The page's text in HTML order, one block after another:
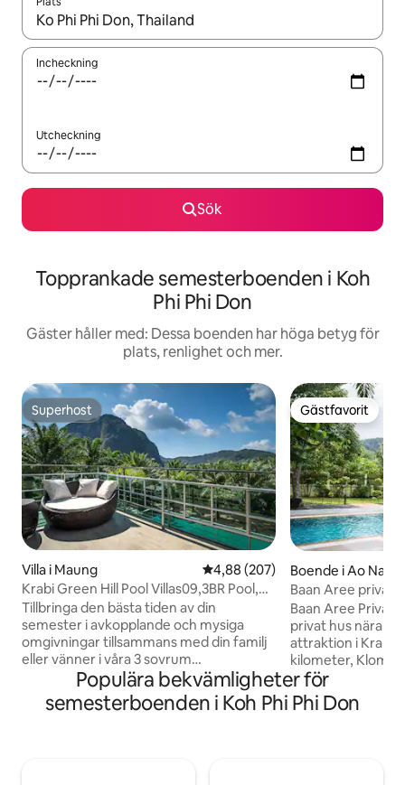
När resultaten är tillgängliga kan du navigera med upp- och
Incheckning
Utcheckning
Sök
Topprankade semesterboenden i Koh
Phi Phi Don
Gäster håller med: Dessa boenden har höga betyg för
plats, renlighet och mer.
Superhost
Superhost
Villa i Maung 4,88 av 5 i genomsnittligt
4,88 (207)
Krabi Green Hill Pool Villas09,3BR Pool,
Mtn. view
Tillbringa den bästa tiden av din
semester i avkopplande och mysiga
omgivningar tillsammans med din familj
eller vänner i våra 3 sovrum
,välutrustade och innehåller alla
faciliteter du kan behöva under din
vistelse, kök med redskap, 2 badrum, en
Gästfavorit
Gästfavorit
Boende i Ao Nang
Baan Aree
privat hus nära
attraktion i Krabi,
kilometer, Klomg Moang Beach 3
kilometer,
kilometer. Vi har alla ้hushållsapparater
såsom
Populära bekvämligheter för
semesterboenden i Koh Phi Phi Don